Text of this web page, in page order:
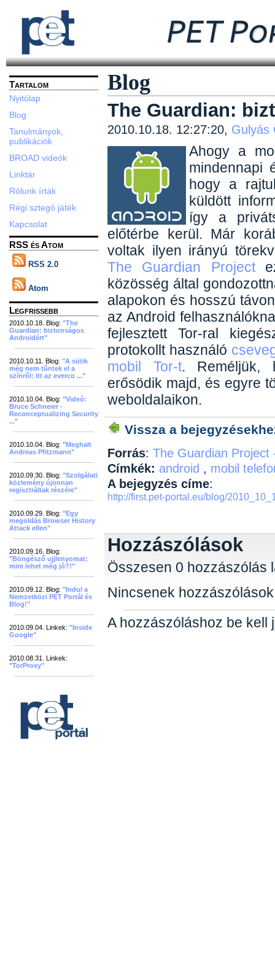
Tartalom
Nyitólap
Blog
Tanulmányok,
publikációk
BROAD videók
Linktár
Rólunk írták
Régi sztegó játék
Kapcsolat
RSS és Atom
RSS 2.0
Atom
Legfrissebb
2010.10.18. Blog: "The
Guardian: biztonságos
Androidért"
2010.10.11. Blog: "A sütik
még nem tűntek el a
színről: itt az everco ..."
2010.10.04. Blog: "Videó:
Bruce Schneier -
Reconceptualizing Security
..."
2010.10.04. Blog: "Meghalt
Andreas Pfitzmann"
2010.09.30. Blog: "Szolgálati
közlemény újonnan
regisztráltak részére"
2010.09.29. Blog: "Egy
megoldás Browser History
Attack ellen"
2010.09.16. Blog:
"Böngésző ujjlenyomat:
mire lehet még jó?!"
2010.09.12. Blog: "Indul a
Nemzetközi PET Portál és
Blog!"
2010.09.04. Linkek: "Inside
Google"
2010.08.31. Linkek:
"TorProxy"
Blog
The Guardian:
2010.10.18. 12:27:20, Gulyás
Ahogy a
mindennapi
hogy a
küldött
így a
előtérbe kerül. Már
voltak ilyen irányú
The Guardian Project
közösség által
alapokon és hosszú
az Android
fejlesztett Tor-ral
protokollt használó
mobil Tor-t. Reméljük,
erősödik majd, és egyre
weboldalaikon.
Vissza a
Forrás: The Guardian Project
Címkék: android , mobil
A bejegyzés címe:
http://first.pet-portal.eu/blog/
Hozzászólások
Összesen 0 hozzászólás
Nincsenek
A hozzászóláshoz be kell